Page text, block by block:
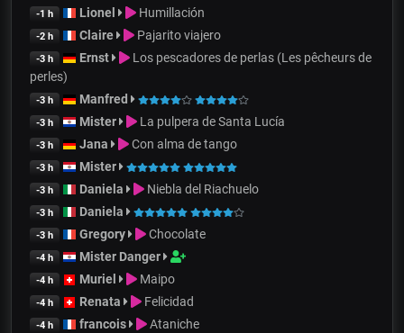
-1 h Lionel Humillación
-2 h Claire Pajarito viajero
-3 h Ernst
Los pescadores de perlas (Les pêcheurs de
perles)
-3 h Manfred
-3 h Mister La pulpera de Santa Lucía
-3 h Jana Con alma de tango
-3 h Mister
-3 h Daniela Niebla del Riachuelo
-3 h Daniela
-3 h Gregory Chocolate
-4 h Mister Danger
-4 h Muriel Maipo
-4 h Renata Felicidad
-4 h francois Ataniche